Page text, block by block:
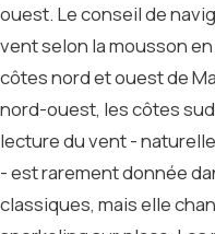
ouest. Le conseil de
vent selon la mousson
côtes nord et ouest de
nord-ouest, les côtes
lecture du vent -
- est rarement donnée
classiques, mais elle